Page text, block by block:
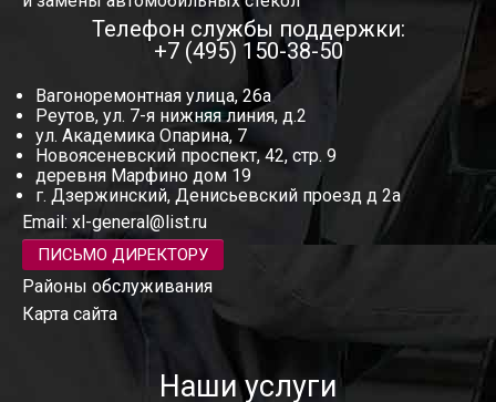
Телефон службы поддержки:
+7 (495) 150-38-50
Вагоноремонтная улица, 26а
Реутов, ул. 7-я нижняя линия, д.2
ул. Академика Опарина, 7
Новоясеневский проспект, 42, стр. 9
деревня Марфино дом 19
г. Дзержинский, Денисьевский проезд д 2а
Email: xl-general@list.ru
ПИСЬМО ДИРЕКТОРУ
Районы обслуживания
Карта сайта
Наши услуги